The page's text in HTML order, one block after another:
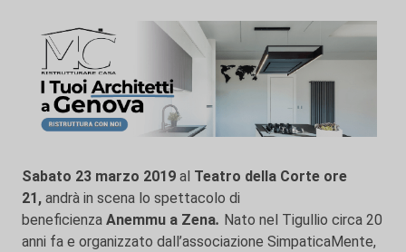
Sabato 23 marzo 2019 al Teatro della Corte ore
21, andrà in scena lo spettacolo di
beneficienza Anemmu a Zena. Nato nel Tigullio circa 20
anni fa e organizzato dall’associazione SimpaticaMente,